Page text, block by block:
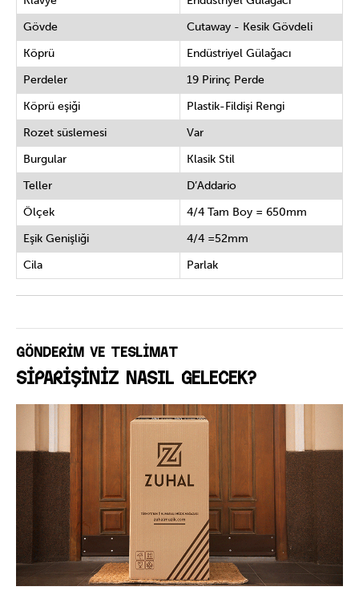
Gövde
Cutaway - Kesik Gövdeli
Köprü
Endüstriyel Gülağacı
Perdeler
19 Pirinç Perde
Köprü eşiği
Plastik-Fildişi Rengi
Rozet süslemesi
Var
Burgular
Klasik Stil
Teller
D’Addario
Ölçek
4/4 Tam Boy = 650mm
Eşik Genişliği
4/4 =52mm
Cila
Parlak
GÖNDERİM VE TESLİMAT
SİPARİŞİNİZ NASIL GELECEK?